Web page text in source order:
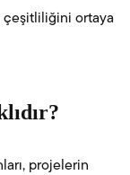
çeşitliliğini ortaya
projelerin